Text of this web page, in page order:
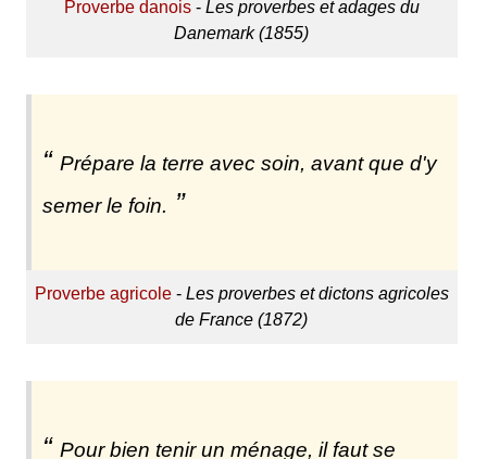
Proverbe danois- Les proverbes et adages du
Danemark (1855)
Prépare la terre avec soin, avant que d'y
semer le foin.
Proverbe agricole- Les proverbes et dictons agricoles
de France (1872)
Pour bien tenir un ménage, il faut se